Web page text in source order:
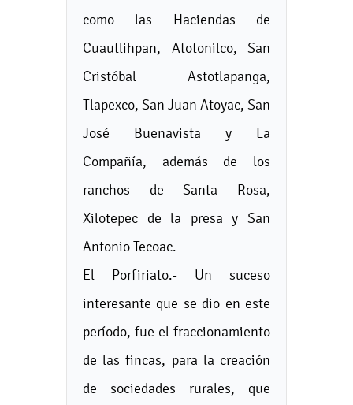
como las Haciendas de
Cuautlihpan, Atotonilco, San
Cristóbal Astotlapanga,
Tlapexco, San Juan Atoyac, San
José Buenavista y La
Compañía, además de los
ranchos de Santa Rosa,
Xilotepec de la presa y San
Antonio Tecoac.
El Porfiriato.- Un suceso
interesante que se dio en este
período, fue el fraccionamiento
de las fincas, para la creación
de sociedades rurales, que